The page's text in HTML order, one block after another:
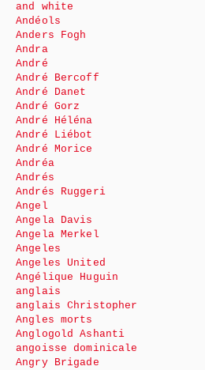
and white
Andéols
Anders Fogh
Andra
André
André Bercoff
André Danet
André Gorz
André Héléna
André Liébot
André Morice
Andréa
Andrés
Andrés Ruggeri
Angel
Angela Davis
Angela Merkel
Angeles
Angeles United
Angélique Huguin
anglais
anglais Christopher
Angles morts
Anglogold Ashanti
angoisse dominicale
Angry Brigade